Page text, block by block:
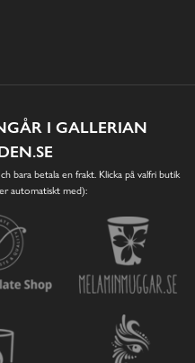
I GALLERIAN
bara betala en frakt. Klicka på valfri butik
automatiskt med):